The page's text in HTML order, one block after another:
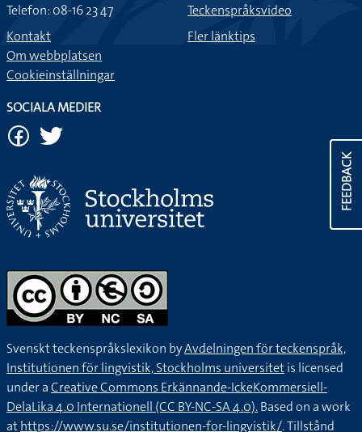
FEEDBACK
Telefon: 08-16 23 47
Kontakt
Om webbplatsen
Cookieinställningar
Teckenspråksvideo
Fler länktips
SOCIALA MEDIER
Svenskt teckenspråkslexikon byAvdelningen för teckenspråk,
Institutionen för lingvistik, Stockholms universitetis licensed
under aCreative Commons Erkännande-IckeKommersiell-
DelaLika 4.0 Internationell (CC BY-NC-SA 4.0).Based on a work
athttps://www.su.se/institutionen-for-lingvistik/. Tillstånd